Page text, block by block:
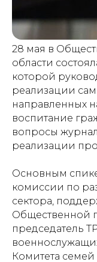
28 мая в
области
которой
реализации
направленных
воспитание
вопросы
реализации
Основным
комиссии по
сектора,
Общественной
председатель
Комитета